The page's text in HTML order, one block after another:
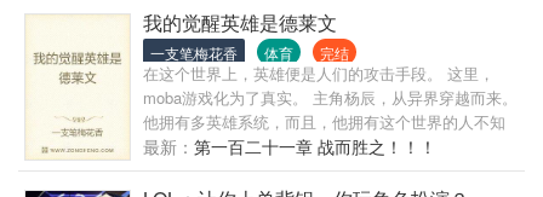
后，你有什么打算？” “我想陪着你成为冬奥传奇。”
2030年2月22日 刚刚率队拿到5000米接力金牌的李宇
昂自言自语道：“墩墩，我已经是冬奥传奇了！” 又名
《短道速滑：我的老爷爷是只冰墩墩》 书友群
526412517
我的觉醒英雄是德莱文
一支笔梅花香 体育 完结
在这个世界上，英雄便是人们的攻击手段。 这里，
moba游戏化为了真实。 主角杨辰，从异界穿越而来。
他拥有多英雄系统，而且，他拥有这个世界的人不知
道的各种英雄技巧。当他运用出那些英雄细节的时
候，各方惊呼： 该死的，这是一次性射手德莱文？ 该
最新： 第一百二十一章 战而胜之！！！